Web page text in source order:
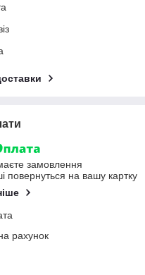
замовлення
повернуться на вашу картку
рахунок